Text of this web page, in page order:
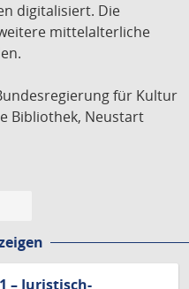
digitalisiert. Die
mittelalterliche
für Kultur
Bibliothek, Neustart
– Juristisch-